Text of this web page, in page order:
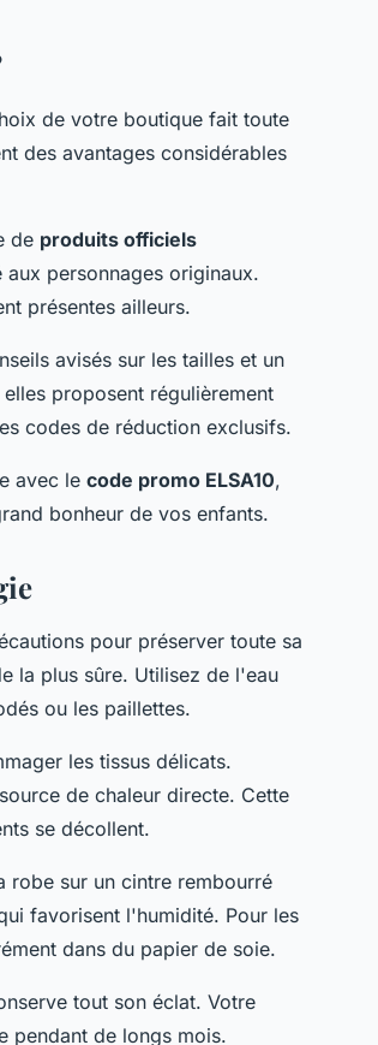
de votre boutique fait toute
des avantages considérables
de produits officiels
personnages originaux.
présentes ailleurs.
avisés sur les tailles et un
proposent régulièrement
codes de réduction exclusifs.
avec le code promo ELSA10,
bonheur de vos enfants.
pour préserver toute sa
la plus sûre. Utilisez de l'eau
ou les paillettes.
les tissus délicats.
de chaleur directe. Cette
se décollent.
robe sur un cintre rembourré
favorisent l'humidité. Pour les
dans du papier de soie.
tout son éclat. Votre
pendant de longs mois.